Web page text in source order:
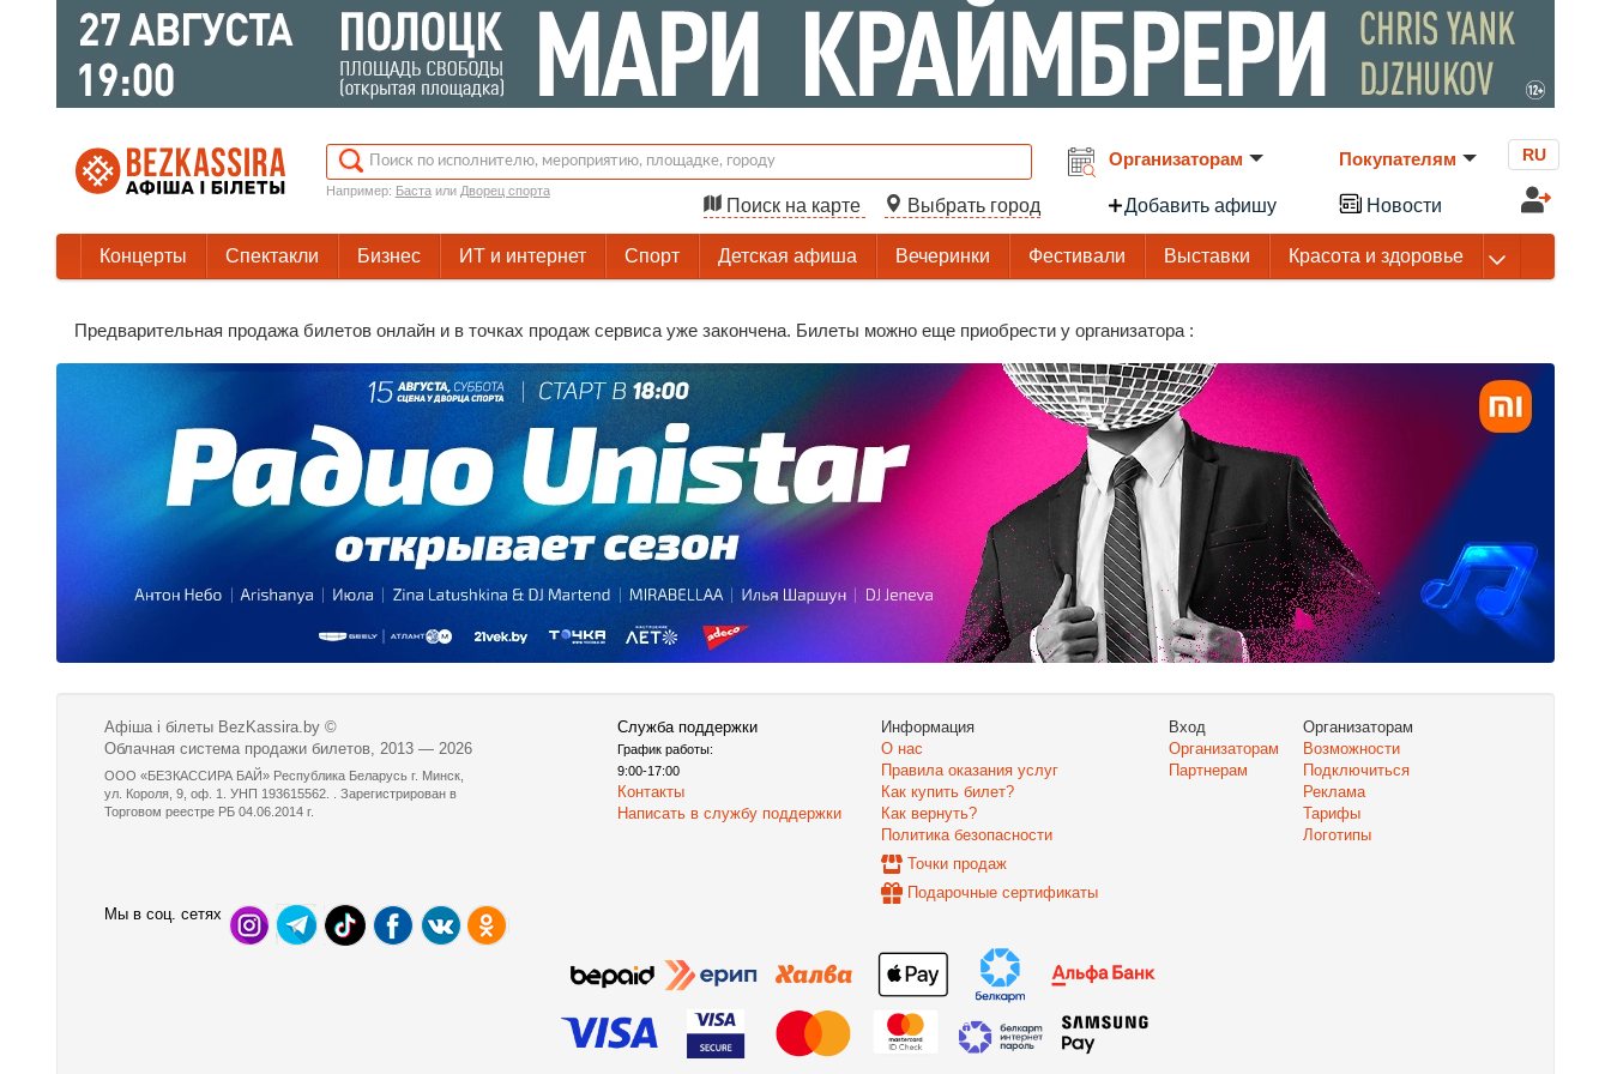
Например: Бастаили Дворец спорта
Поиск на карте Выбрать город
Организаторам
Добавить афишу
Покупателям
Новости
RU
Концерты Спектакли Бизнес ИТ и интернет Спорт Детская афиша Вечеринки Фестивали Выставки Красота и здоровье
Предварительная продажа билетов онлайн и в точках продаж сервиса уже закончена. Билеты можно еще приобрести у организатора :
Афіша і білеты BezKassira.by ©
Облачная система продажи билетов, 2013 — 2026
ООО «БЕЗКАССИРА БАЙ» Республика Беларусь г. Минск,
ул. Короля, 9, оф. 1. УНП 193615562. . Зарегистрирован в
Торговом реестре РБ 04.06.2014 г.
Служба поддержки
График работы:
9:00-17:00
Контакты
Написать в службу поддержки
Информация
О нас
Правила оказания услуг
Как купить билет?
Как вернуть?
Политика безопасности
Точки продаж
Подарочные сертификаты
Вход
Организаторам
Партнерам
Организаторам
Возможности
Подключиться
Реклама
Тарифы
Логотипы
Мы в соц. сетях